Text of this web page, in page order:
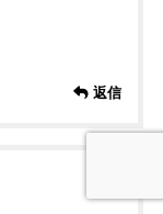
返信